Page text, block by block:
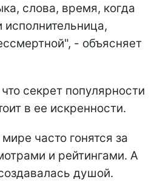
слова, время, когда
исполнительница,
- объясняет
секрет популярности
в ее искренности.
часто гонятся за
и рейтингами. А
душой.